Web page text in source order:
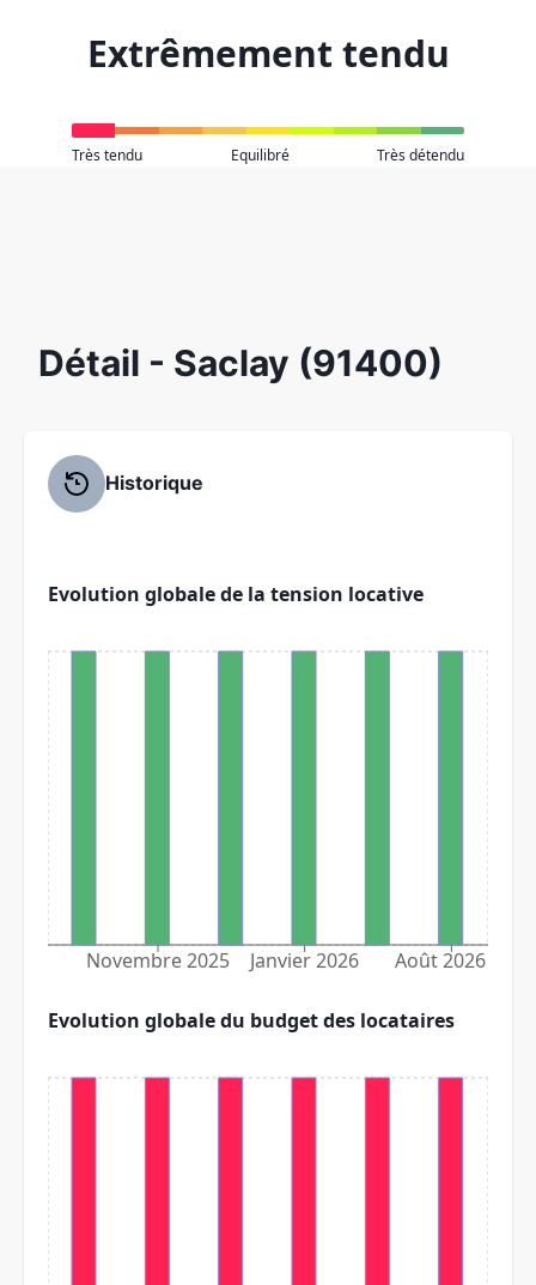
Extrêmement tendu
Très tendu Equilibré Très détendu
Détail - Saclay (91400)
Historique
Evolution globale de la tension locative
Novembre 2025 Janvier 2026 Août 2026
Evolution globale du budget des locataires